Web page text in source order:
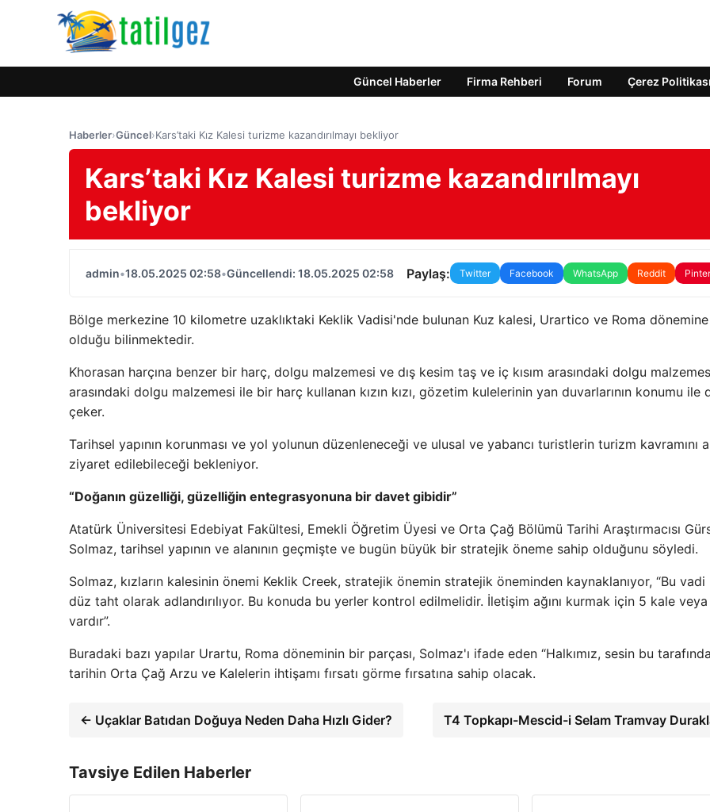
Güncel Haberler Firma Rehberi Forum Çerez Politikası
Haberler›Güncel›Kars’taki Kız Kalesi turizme kazandırılmayı bekliyor
Kars’taki Kız Kalesi turizme kazandırılmayı
bekliyor
admin•18.05.2025 02:58•Güncellendi: 18.05.2025 02:58 Paylaş: Twitter Facebook WhatsApp Reddit
Bölge merkezine 10 kilometre uzaklıktaki Keklik Vadisi'nde bulunan Kuz kalesi, Urartico ve Roma
olduğu bilinmektedir.
Khorasan harçına benzer bir harç, dolgu malzemesi ve dış kesim taş ve iç kısım arasındaki dolgu
arasındaki dolgu malzemesi ile bir harç kullanan kızın kızı, gözetim kulelerinin yan duvarlarının konumu ile
çeker.
Tarihsel yapının korunması ve yol yolunun düzenleneceği ve ulusal ve yabancı turistlerin turizm kavramını
ziyaret edilebileceği bekleniyor.
“Doğanın güzelliği, güzelliğin entegrasyonuna bir davet gibidir”
Atatürk Üniversitesi Edebiyat Fakültesi, Emekli Öğretim Üyesi ve Orta Çağ Bölümü Tarihi Araştırmacısı
Solmaz, tarihsel yapının ve alanının geçmişte ve bugün büyük bir stratejik öneme sahip olduğunu söyledi.
Solmaz, kızların kalesinin önemi Keklik Creek, stratejik önemin stratejik öneminden kaynaklanıyor, “Bu vadi
düz taht olarak adlandırılıyor. Bu konuda bu yerler kontrol edilmelidir. İletişim ağını kurmak için 5 kale
vardır”.
Buradaki bazı yapılar Urartu, Roma döneminin bir parçası, Solmaz'ı ifade eden “Halkımız, sesin bu tarafında
tarihin Orta Çağ Arzu ve Kalelerin ihtişamı fırsatı görme fırsatına sahip olacak.
← Uçaklar Batıdan Doğuya Neden Daha Hızlı Gider? T4 Topkapı-Mescid-i Selam Tramvay
Tavsiye Edilen Haberler